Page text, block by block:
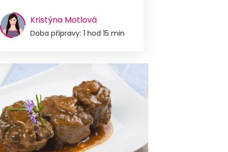
Kristýna Motlová
Doba přípravy: 1 hod 15 min